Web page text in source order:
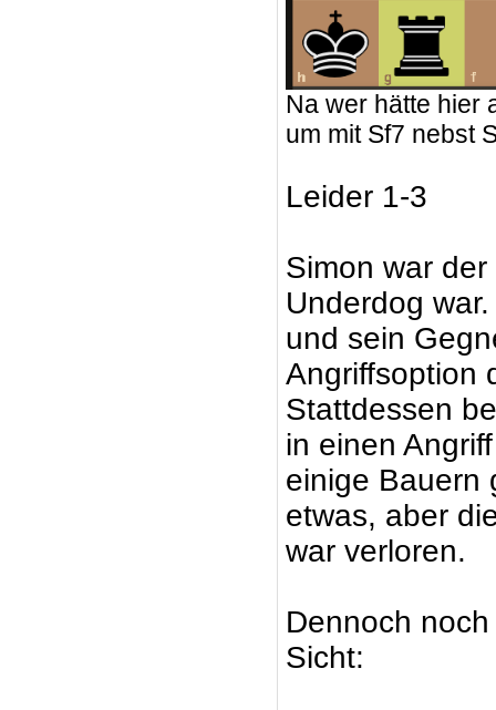
Na wer hätte hier
um mit Sf7 nebst
Leider 1-3
Simon war
Underdog
und sein
Angriffsoption
Stattdessen
in einen
einige Bauern
etwas, aber
war verloren.
Dennoch
Sicht: